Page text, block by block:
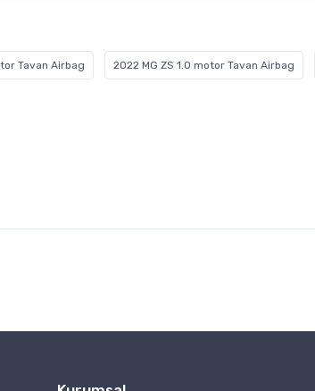
Tavan Airbag 2022 MG ZS 1.0 motor Tavan Airbag